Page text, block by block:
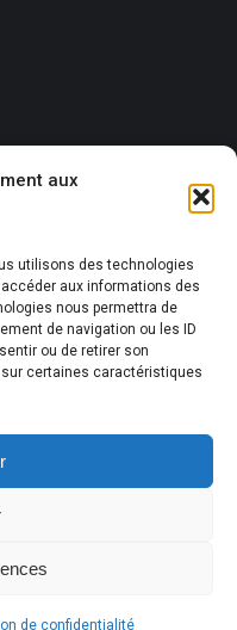
aux
utilisons des technologies
aux informations des
nous permettra de
de navigation ou les ID
ou de retirer son
certaines caractéristiques
de confidentialité
Web Créative